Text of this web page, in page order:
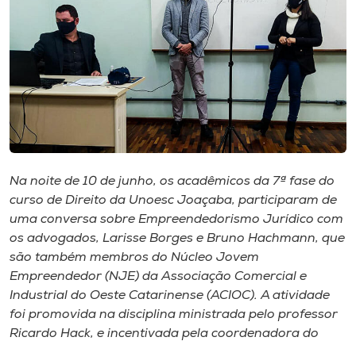
Editora
Rádio
Museu
Unoesc
Store
Selecione
o idioma
Na noite de 10 de junho, os acadêmicos da 7ª fase do
curso de Direito da Unoesc Joaçaba, participaram de
uma conversa sobre Empreendedorismo Jurídico com
os advogados, Larisse Borges e Bruno Hachmann, que
são também membros do Núcleo Jovem
Empreendedor (NJE) da Associação Comercial e
Industrial do Oeste Catarinense (ACIOC). A atividade
foi promovida na disciplina ministrada pelo professor
Ricardo Hack, e incentivada pela coordenadora do